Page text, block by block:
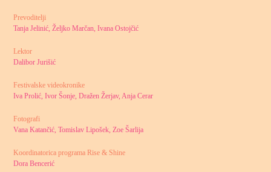
Prevoditelji
Tanja Jelinić, Željko Marčan, Ivana Ostojčić
Lektor
Dalibor Jurišić
Festivalske videokronike
Iva Prolić, Ivor Šonje, Dražen Žerjav, Anja Cerar
Fotografi
Vana Katančić, Tomislav Lipošek, Zoe Šarlija
Koordinatorica programa Rise & Shine
Dora Bencerić